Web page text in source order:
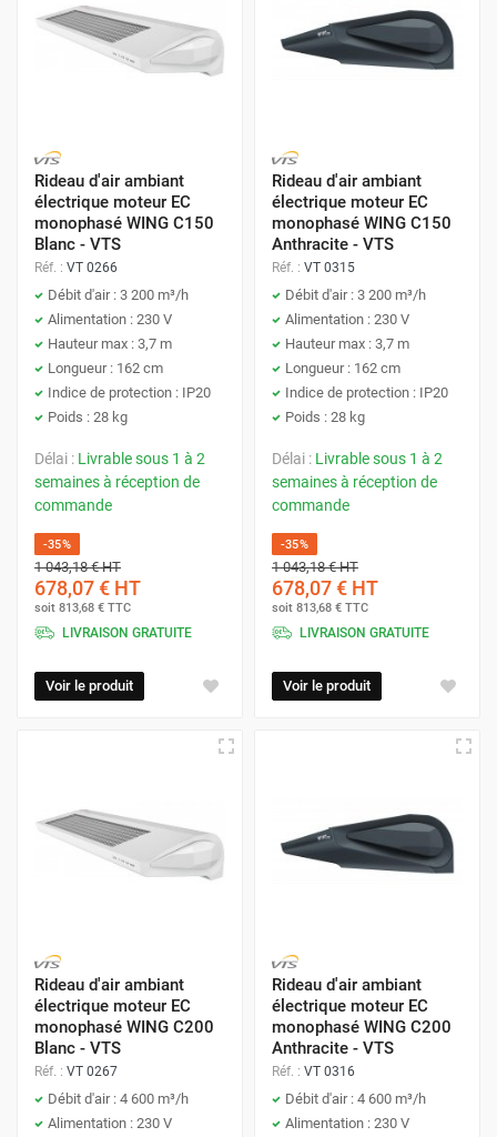
Rideau d'air ambiant
électrique moteur EC
monophasé WING C150
Blanc - VTS
Réf. : VT 0266
Débit d'air : 3 200 m³/h
Alimentation : 230 V
Hauteur max : 3,7 m
Longueur : 162 cm
Indice de protection : IP20
Poids : 28 kg
Délai : Livrable sous 1 à 2
semaines à réception de
commande
-35%
1 043,18 €HT
678,07 € HT
soit 813,68 € TTC
LIVRAISON GRATUITE
Voir le produit
Rideau d'air ambiant
électrique moteur EC
monophasé WING C150
Anthracite - VTS
Réf. : VT 0315
Débit d'air : 3 200 m³/h
Alimentation : 230 V
Hauteur max : 3,7 m
Longueur : 162 cm
Indice de protection : IP20
Poids : 28 kg
Délai : Livrable sous 1 à 2
semaines à réception de
commande
-35%
1 043,18 €HT
678,07 € HT
soit 813,68 € TTC
LIVRAISON GRATUITE
Voir le produit
Rideau d'air ambiant
électrique moteur EC
monophasé WING C200
Blanc - VTS
Réf. : VT 0267
Débit d'air : 4 600 m³/h
Alimentation : 230 V
Rideau d'air ambiant
électrique moteur EC
monophasé WING C200
Anthracite - VTS
Réf. : VT 0316
Débit d'air : 4 600 m³/h
Alimentation : 230 V